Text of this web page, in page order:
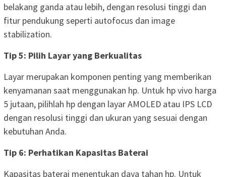
belakang ganda atau lebih, dengan resolusi tinggi dan
fitur pendukung seperti autofocus dan image
stabilization.
Tip 5: Pilih Layar yang Berkualitas
Layar merupakan komponen penting yang memberikan
kenyamanan saat menggunakan hp. Untuk hp vivo harga
5 jutaan, pilihlah hp dengan layar AMOLED atau IPS LCD
dengan resolusi tinggi dan ukuran yang sesuai dengan
kebutuhan Anda.
Tip 6: Perhatikan Kapasitas Baterai
Kapasitas baterai menentukan daya tahan hp. Untuk